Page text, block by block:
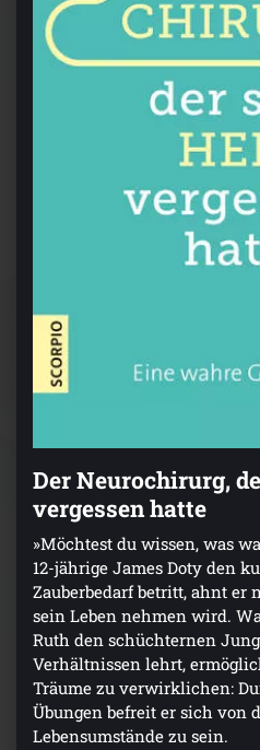
Der Neurochirurg,
vergessen hatte
»Möchtest du wissen, was
12-jährige James Doty den
Zauberbedarf betritt, ahnt er
sein Leben nehmen wird.
Ruth den schüchternen
Verhältnissen lehrt,
Träume zu verwirklichen:
Übungen befreit er sich von
Lebensumstände zu sein.